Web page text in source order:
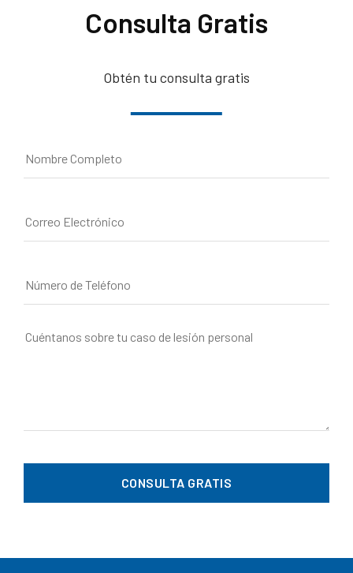
Consulta Gratis
Obtén tu consulta gratis